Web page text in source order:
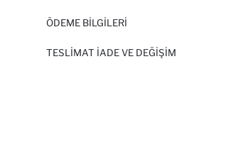
ÖDEME BİLGİLERİ
TESLIMAT İADE VE DEĞIŞIM